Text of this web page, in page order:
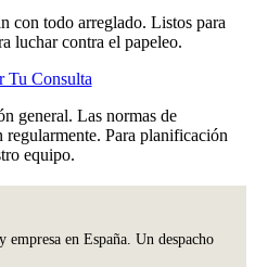
con todo arreglado. Listos para
luchar contra el papeleo.
Tu Consulta
general. Las normas de
Para planificación
equipo.
en España. Un despacho